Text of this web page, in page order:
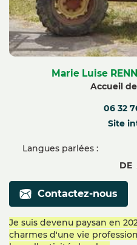
Marie Luise
Accueil
06 32
Site
Langues parlées :
DE
Contactez-nous
Je suis devenu paysan en
charmes d'une vie